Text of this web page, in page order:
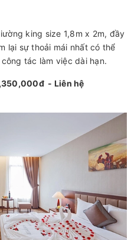
king size 1,8m x 2m, đầy
lại sự thoải mái nhất có thể
tác làm việc dài hạn.
- Liên hệ